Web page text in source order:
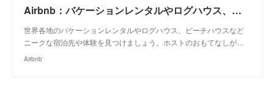
Airbnb：バケーションレンタルやログハウス、ビーチハウスなどのユニークな宿泊先と体験
世界各地のバケーションレンタルやログハウス、ビーチハウスなど
ニークな宿泊先や体験を見つけましょう。ホストのおもてなしが…
Airbnb